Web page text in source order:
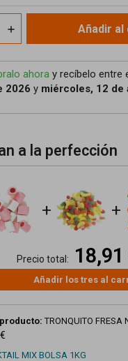
Añadir
ahora y recíbelo entre
2026 y miércoles, 12 de
a la perfección
+ +
Precio total:
Añadir los tres al
TRONQUITO FRESA
MIX BOLSA 1KG